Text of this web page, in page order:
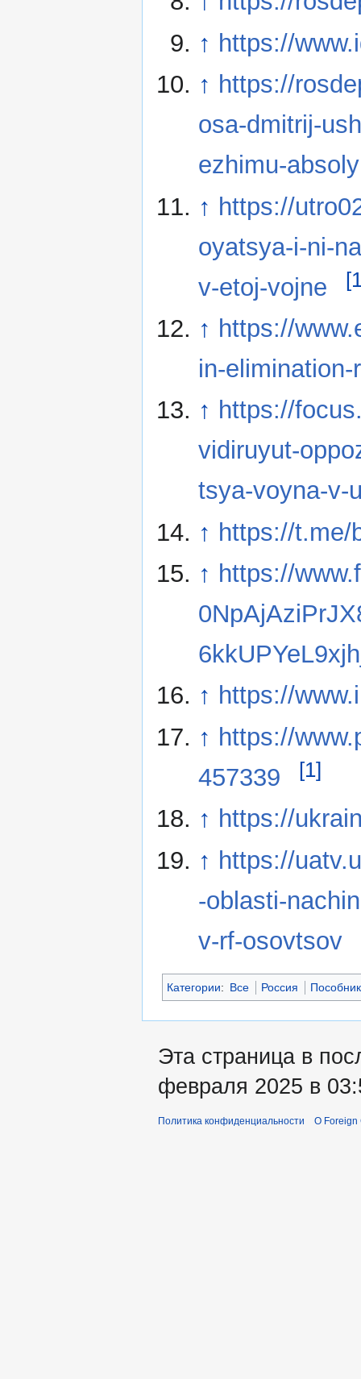
↑ https://
↑ https://
osa-dmitrij-
ezhimu-
↑ https://
oyatsya-i-ni-
v-etoj-vojne
↑ https://
in-
↑ https://
vidiruyut-
tsya-voyna-v-
↑ https://t.me/
↑ https://
↑ https://
↑ https://
457339
[1]
↑ https://
↑ https://
-oblasti-
v-rf-osovtsov
Категории: Все Россия Пособник
Эта страница в
февраля 2025 в
Политика конфиденциальности О Foreign